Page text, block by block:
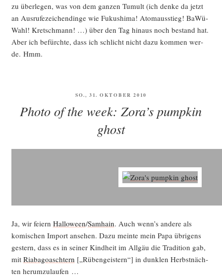
zu über­le­gen, was von dem gan­zen Tumult (ich den­ke da jetzt
an Aus­ru­fe­zei­chen­din­ge wie Fuku­shi­ma! Atom­aus­stieg! BaWü-
Wahl! Kret­sch­mann! …) über den Tag hin­aus noch bestand hat.
Aber ich befürch­te, dass ich schlicht nicht dazu kom­men wer­
de. Hmm.
VERÖFFENTLICHT
SO., 31. OKTOBER 2010
Photo of the week: Zora’s pumpkin
ghost
Ja, wir fei­ern Hal­lo­ween/Sam­hain. Auch wenn’s ande­re als
komi­schen Import anse­hen. Dazu mein­te mein Papa übri­gens
ges­tern, dass es in sei­ner Kind­heit im All­gäu die Tra­di­ti­on gab,
mit Ria­ba­goasch­tern [„Rüben­geis­tern“] in dunk­len Herbst­näch­
ten herumzulaufen …